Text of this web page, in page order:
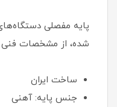
پایه مفصلی
شده، از مشخصات فنی
ساخت ایران
جنس پایه: آهنی